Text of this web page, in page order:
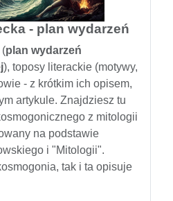
- plan wydarzeń
(plan wydarzeń
), toposy literackie (motywy,
- z krótkim ich opisem,
artykule. Znajdziesz tu
z mitologii
na podstawie
i "Mitologii".
tak i ta opisuje